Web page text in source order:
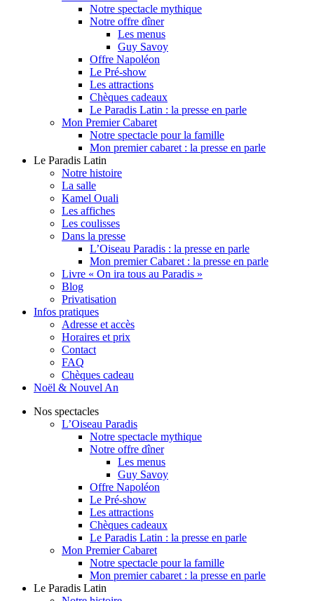
Notre spectacle mythique
Notre offre dîner
Les menus
Guy Savoy
Offre Napoléon
Le Pré-show
Les attractions
Chèques cadeaux
Le Paradis Latin : la presse en parle
Mon Premier Cabaret
Notre spectacle pour la famille
Mon premier cabaret : la presse en parle
Le Paradis Latin
Notre histoire
La salle
Kamel Ouali
Les affiches
Les coulisses
Dans la presse
L’Oiseau Paradis : la presse en parle
Mon premier Cabaret : la presse en parle
Livre « On ira tous au Paradis »
Blog
Privatisation
Infos pratiques
Adresse et accès
Horaires et prix
Contact
FAQ
Chèques cadeau
Noël & Nouvel An
Nos spectacles
L’Oiseau Paradis
Notre spectacle mythique
Notre offre dîner
Les menus
Guy Savoy
Offre Napoléon
Le Pré-show
Les attractions
Chèques cadeaux
Le Paradis Latin : la presse en parle
Mon Premier Cabaret
Notre spectacle pour la famille
Mon premier cabaret : la presse en parle
Le Paradis Latin